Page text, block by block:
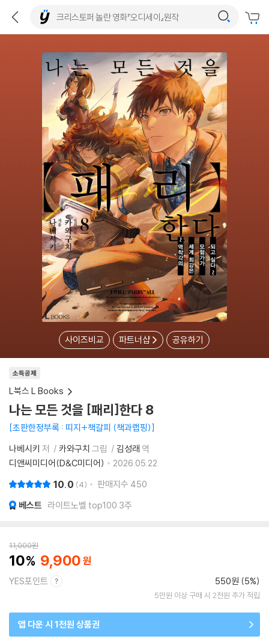
사이즈비교 파트너샵 공유하기
소득공제
L북스 L Books
나는 모든 것을 [패리]한다 8
초판한정부록 : 띠지+책갈피 (책과랩핑)
나베시키 저 카와구치 그림 김성래 역
디앤씨미디어(D&C미디어)
2026.05.22.
10.0 4 판매지수 450
베스트 라이트노벨 top100 3주
11,000원
10 9,900
YES포인트 550원 (5%)
5만원 이상 구매 시 2천원 추가 적립
앱 다운 시 1천원 상품권